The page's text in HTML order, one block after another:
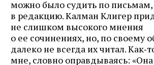
можно было судить по
в редакцию. Калман Клигер
не слишком высокого мнения
о ее сочинениях, но, по своему
далеко не всегда их читал.
мне, словно оправдываясь: «Она